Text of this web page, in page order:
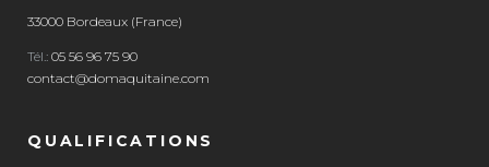
33000 Bordeaux (France)
Tél.: 05 56 96 75 90
contact@domaquitaine.com
QUALIFICATIONS